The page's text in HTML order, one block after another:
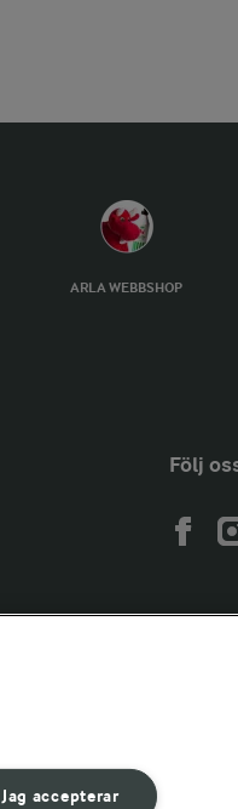
ARLA WEBBSHOP
Följ
Jag accepterar